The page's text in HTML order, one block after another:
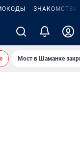
ЗНАКОМСТВА
Мост в Шаманке